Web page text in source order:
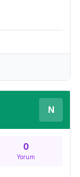
N
0
Yorum